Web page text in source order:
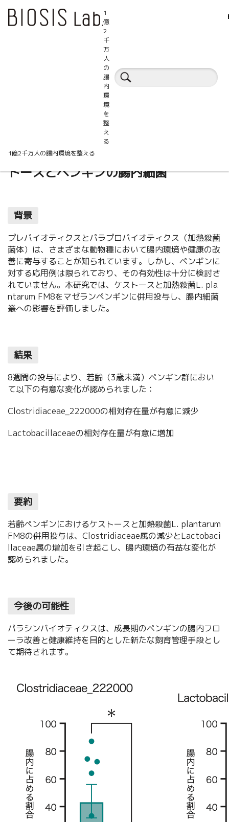
1
億
2
千
万
人
の
腸
内
環
境
を
整
え
る
1億2千万人の腸内環境を整える
パラシンバイオティクス
加熱殺菌L. plantarum FM8およびケス
トースとペンギンの腸内細菌
背景
プレバイオティクスとパラプロバイオティクス（加熱殺菌
菌体）は、さまざまな動物種において腸内環境や健康の改
善に寄与することが知られています。しかし、ペンギンに
対する応用例は限られており、その有効性は十分に検討さ
れていません。本研究では、ケストースと加熱殺菌L. pla
ntarum FM8をマゼランペンギンに併用投与し、腸内細菌
叢への影響を評価しました。
結果
8週間の投与により、若齢（3歳未満）ペンギン群におい
て以下の有意な変化が認められました：
Clostridiaceae_222000の相対存在量が有意に減少
Lactobacillaceaeの相対存在量が有意に増加
要約
若齢ペンギンにおけるケストースと加熱殺菌L. plantarum
FM8の併用投与は、Clostridiaceae属の減少とLactobaci
llaceae属の増加を引き起こし、腸内環境の有益な変化が
認められました。
今後の可能性
パラシンバイオティクスは、成長期のペンギンの腸内フロ
ーラ改善と健康維持を目的とした新たな飼育管理手段とし
て期待されます。